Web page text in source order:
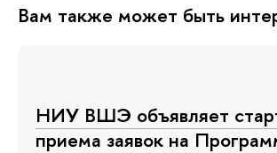
Вам также может быть
НИУ ВШЭ объявляет
приема заявок на